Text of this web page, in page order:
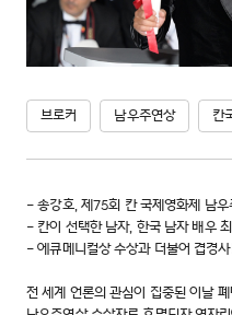
브로커 남우주연상 칸
- 송강호, 제75회 칸 국제영화제 남우
- 칸이 선택한 남자, 한국 남자 배우
- 에큐메니컬상 수상과 더불어 겹경
전 세계 언론의 관심이 집중된 이날